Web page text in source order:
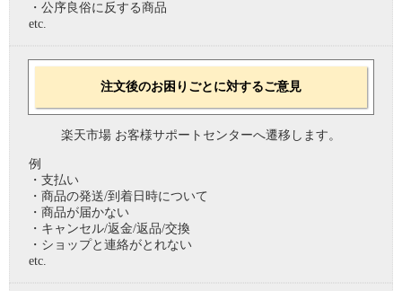
・公序良俗に反する商品
etc.
注文後のお困りごとに対するご意見
楽天市場 お客様サポートセンターへ遷移します。
例
・支払い
・商品の発送/到着日時について
・商品が届かない
・キャンセル/返金/返品/交換
・ショップと連絡がとれない
etc.